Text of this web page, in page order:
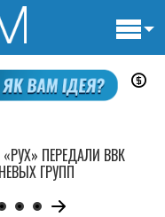
ПЕРЕДАЛИ ВВК
ГРУПП